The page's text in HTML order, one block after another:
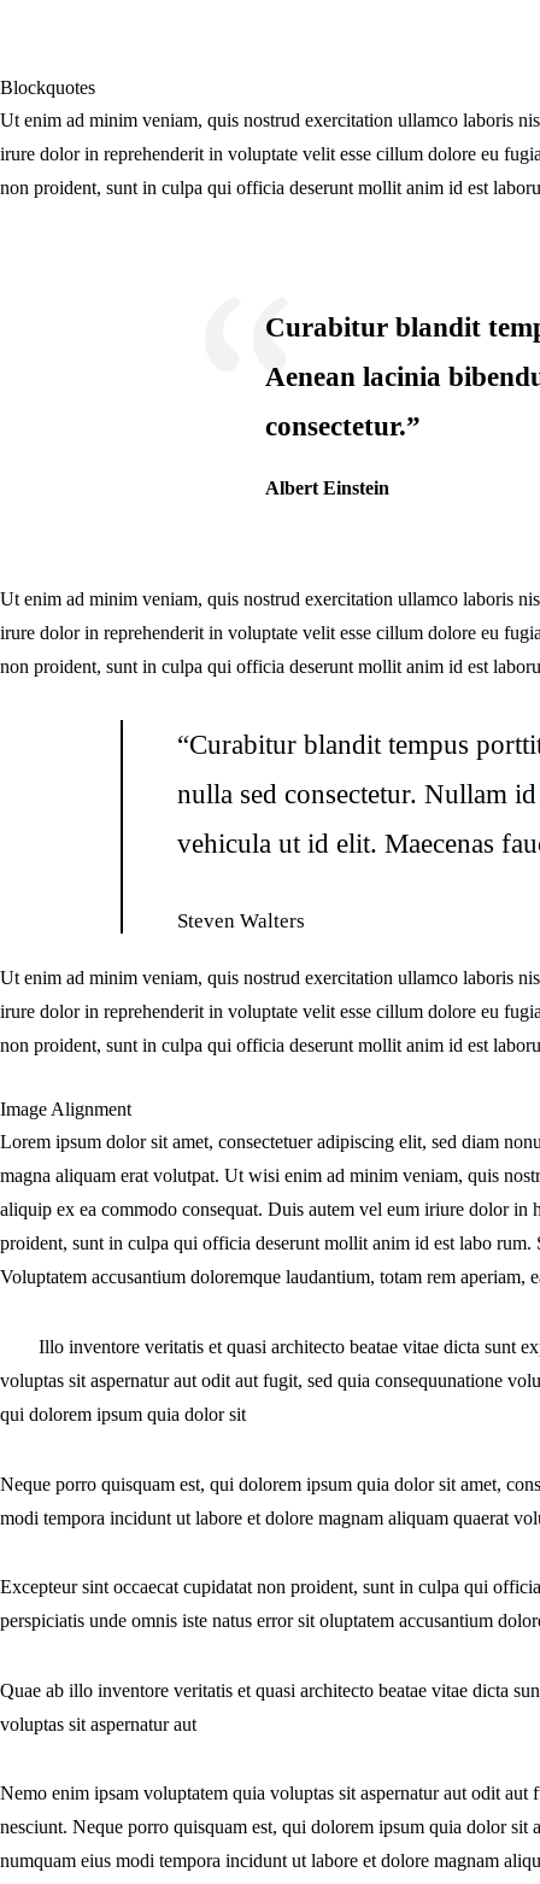
Blockquotes
Ut enim ad minim veniam, quis nostrud exercitation ullamco laboris
irure dolor in reprehenderit in voluptate velit esse cillum dolore eu
non proident, sunt in culpa qui officia deserunt mollit anim id est
Curabitur blandit
Aenean lacinia
consectetur.”
Albert Einstein
Ut enim ad minim veniam, quis nostrud exercitation ullamco laboris
irure dolor in reprehenderit in voluptate velit esse cillum dolore eu
non proident, sunt in culpa qui officia deserunt mollit anim id est
“Curabitur blandit tempus
nulla sed consectetur. Nullam
vehicula ut id elit. Maecenas
Steven Walters
Ut enim ad minim veniam, quis nostrud exercitation ullamco laboris
irure dolor in reprehenderit in voluptate velit esse cillum dolore eu
non proident, sunt in culpa qui officia deserunt mollit anim id est
Image Alignment
Lorem ipsum dolor sit amet, consectetuer adipiscing elit, sed diam
magna aliquam erat volutpat. Ut wisi enim ad minim veniam, quis
aliquip ex ea commodo consequat. Duis autem vel eum iriure dolor in
proident, sunt in culpa qui officia deserunt mollit anim id est labo rum.
Voluptatem accusantium doloremque laudantium, totam rem aperiam,
t
Illo inventore veritatis et quasi architecto beatae vitae dicta sunt
voluptas sit aspernatur aut odit aut fugit, sed quia consequunatione
qui dolorem ipsum quia dolor sit
Neque porro quisquam est, qui dolorem ipsum quia dolor sit amet,
modi tempora incidunt ut labore et dolore magnam aliquam quaerat
Excepteur sint occaecat cupidatat non proident, sunt in culpa qui
perspiciatis unde omnis iste natus error sit oluptatem accusantium
Quae ab illo inventore veritatis et quasi architecto beatae vitae dicta
voluptas sit aspernatur aut
Nemo enim ipsam voluptatem quia voluptas sit aspernatur aut odit aut
nesciunt. Neque porro quisquam est, qui dolorem ipsum quia dolor sit
numquam eius modi tempora incidunt ut labore et dolore magnam